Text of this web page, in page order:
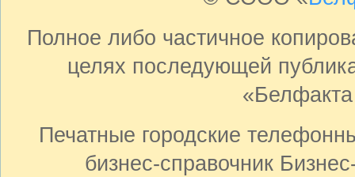
Полное либо частичное
целях последующей
Печатные городские
бизнес-справочник